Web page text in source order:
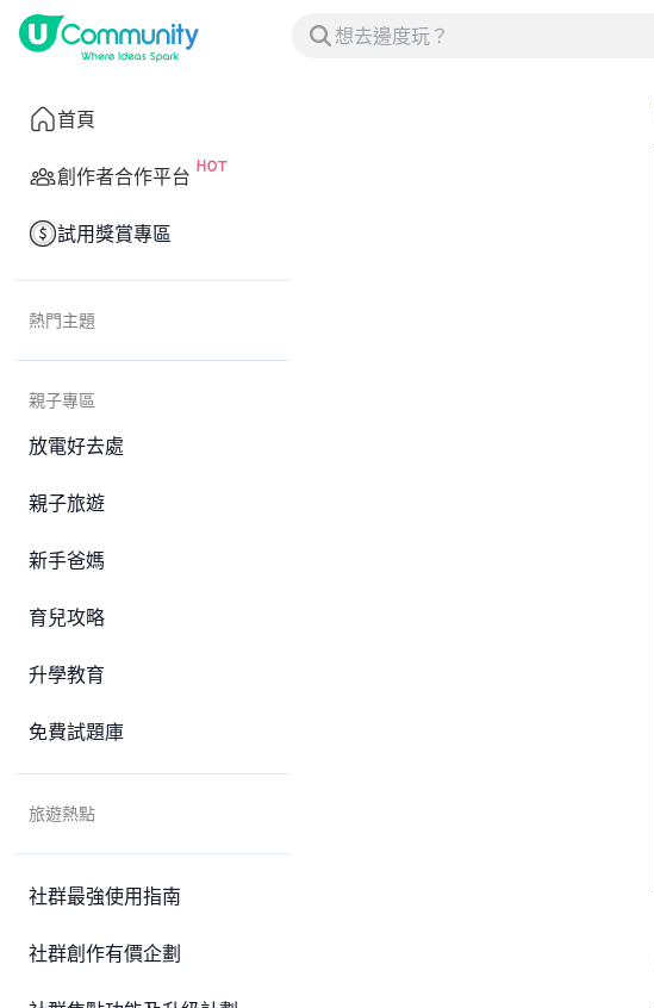
首頁
創作者合作平台
試用獎賞專區
熱門主題
親子專區
放電好去處
親子旅遊
新手爸媽
育兒攻略
升學教育
免費試題庫
旅遊熱點
社群最強使用指南
社群創作有價企劃